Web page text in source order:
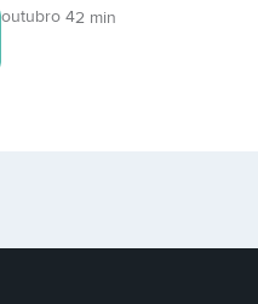
outubro 42 min